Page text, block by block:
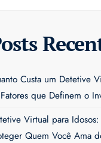
Custa um Detetive
que Definem o
Virtual para
Quem Você Ama